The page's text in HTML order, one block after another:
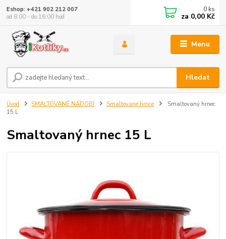
Menu
Hledat
Eshop: +421 902 212 007
od 8:00 - do 16:00 hod
0 ks
za 0,00 Kč
Úvod SMALTOVANÉ NÁDOBÍ Smaltované hrnce
Smaltovaný hrnec
15 L
Smaltovaný hrnec 15 L